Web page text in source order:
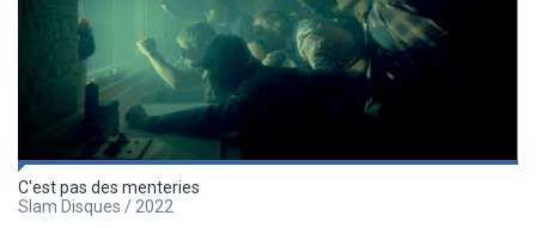
C'est pas des menteries
Slam Disques / 2022